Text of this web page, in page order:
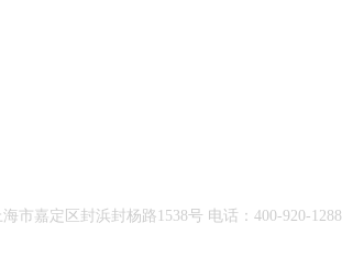
市嘉定区封浜封杨路1538号 电话：400-920-1288